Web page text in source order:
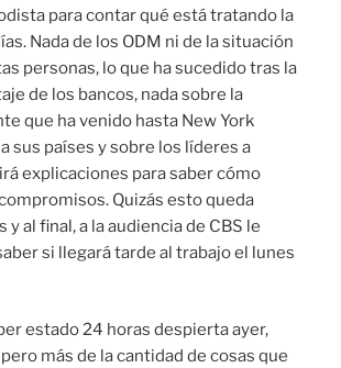
para contar qué está tratando la
Nada de los ODM ni de la situación
personas, lo que ha sucedido tras la
de los bancos, nada sobre la
que ha venido hasta New York
sus países y sobre los líderes a
explicaciones para saber cómo
Quizás esto queda
y al final, a la audiencia de CBS le
si llegará tarde al trabajo el lunes
estado 24 horas despierta ayer,
más de la cantidad de cosas que